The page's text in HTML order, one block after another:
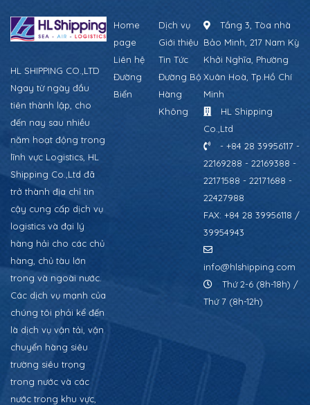
HL SHIPPING CO.,LTD
Ngay từ ngày đầu
tiên thành lập, cho
đến nay sau nhiều
năm hoạt động trong
lĩnh vực Logistics, HL
Shipping Co.,Ltd đã
trở thành địa chỉ tin
cậy cung cấp dịch vụ
logistics và đại lý
hàng hải cho các chủ
hàng, chủ tàu lớn
trong và ngoài nước.
Các dịch vụ mạnh của
chúng tôi phải kể đến
là dịch vụ vận tải, vận
chuyển hàng siêu
trường siêu trọng
trong nước và các
nước trong khu vực,
Home
page
Dịch vụ
Giới thiệu
Liên hệ
Tin Tức
Đường
Biển
Đường Bộ
Hàng
Không
Tầng 3, Tòa nhà
Bảo Minh, 217 Nam Kỳ
Khởi Nghĩa, Phường
Xuân Hoà, Tp.Hồ Chí
Minh
HL Shipping
Co.,Ltd
- +84 28 39956117 -
22169288 - 22169388 -
22171588 - 22171688 -
22427988
FAX: +84 28 39956118 /
39954943
info@hlshipping.com
Thứ 2-6 (8h-18h) /
Thứ 7 (8h-12h)